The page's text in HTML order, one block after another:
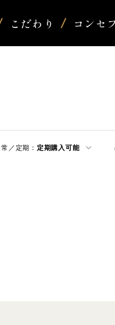
こだわり コンセ
／定期： 定期購入可能